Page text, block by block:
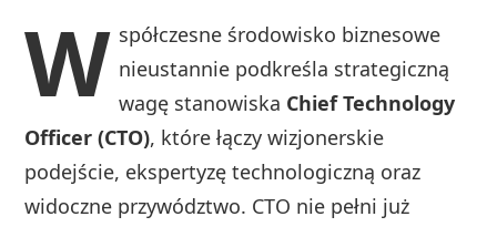
W spółczesne środowisko biznesowe
nieustannie podkreśla strategiczną
wagę stanowiska Chief Technology
Officer (CTO), które łączy wizjonerskie
podejście, ekspertyzę technologiczną oraz
widoczne przywództwo. CTO nie pełni już